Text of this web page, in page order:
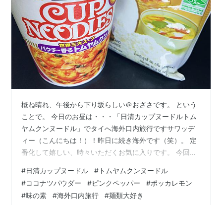
概ね晴れ、午後から下り坂らしい＠おざさです。 という
ことで。 今日のお昼は・・・「日清カップヌードルトム
ヤムクンヌードル」でタイへ海外口内旅行ですサワッデ
ィー（こんにちは！）！昨日に続き海外です（笑）。 定
番化して嬉しい、時々いただくお気に入りです。 今回は
調して味変してみます。 さらにちょっとスパイシーに、
レモンでキュッとシメましょう。 中身は直に粉末スー
プ・かやく（謎えび・ねぎ・唐辛子・パクチー・マッシ
#日清カップヌードル # トムヤムクンヌードル
#ココナツパウダー #ピンクペッパー #ポッカレモン
#味の素 #海外口内旅行 #麺類大好き